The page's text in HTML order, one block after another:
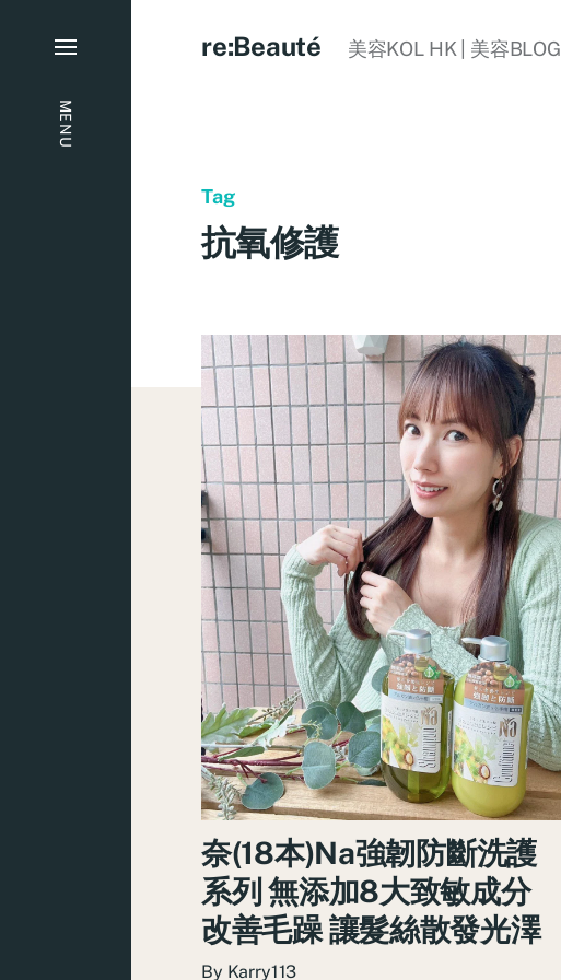
MENU
re:Beauté 美容KOL HK | 美容BLOG
Tag
抗氧修護
奈(18本)Na強韌防斷洗護
系列 無添加8大致敏成分
改善毛躁 讓髮絲散發光澤
By Karry113